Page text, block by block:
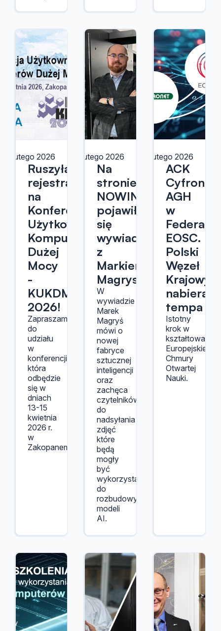
18 lutego 2026
Ruszyła
rejestracja
na
Konferencję
Użytkowników
Komputerów
Dużej
Mocy
-
KUKDM
2026!
Zapraszamy
do
udziału
w
konferencji,
która
odbędzie
się w
dniach
13-15
kwietnia
2026 r.
w
Zakopanem.
18 lutego 2026
Na
stronie
NOWINY24
pojawił
się
wywiad
z
Markiem
Magrysiem
W
wywiadzie
Marek
Magryś
mówi o
nowej
fabryce
sztucznej
inteligencji
oraz
zachęca
czytelników
do
nadsyłania
zdjęć
które
będą
mogły
być
wykorzystane
do
rozbudowy
modeli
AI.
13 lutego 2026
ACK
Cyfronet
AGH
w
Federacji
EOSC.
Polski
Węzeł
Krajowy
nabiera
tempa
Istotny
krok w
kształtowaniu
Europejskiej
Chmury
Otwartej
Nauki.